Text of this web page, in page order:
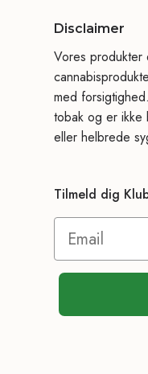
Disclaimer
Vores produkter
med
tobak og er ikke
eller helbrede
Tilmeld dig